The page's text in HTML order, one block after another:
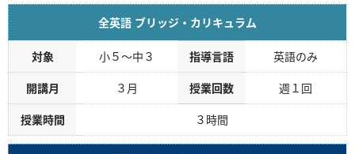
全英語 ブリッジ・カリキュラム
対象 小５～中３ 指導言語 英語のみ
開講月 ３月 授業回数 週１回
授業時間 ３時間